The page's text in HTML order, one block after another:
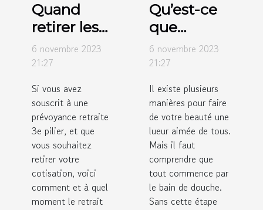
Quand
retirer les
fonds dans
un
de trois
piliers ?
6 novembre 2023
21:27
Si vous avez
souscrit à une
prévoyance retraite
3e pilier, et que
vous souhaitez
retirer votre
cotisation, voici
comment et à quel
moment le retrait
Qu’est-ce
que
l’éponge
konjac ?
6 novembre 2023
21:27
Il existe plusieurs
manières pour faire
de votre beauté une
lueur aimée de tous.
Mais il faut
comprendre que
tout commence par
le bain de douche.
Sans cette étape